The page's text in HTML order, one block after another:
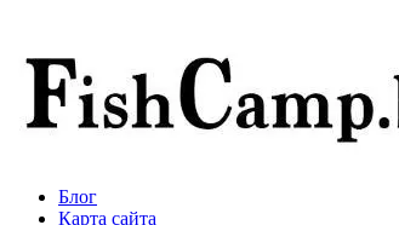
Блог
Карта сайта